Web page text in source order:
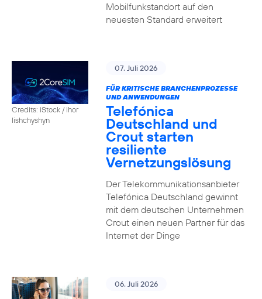
Mobilfunkstandort auf den
neuesten Standard erweitert
Credits: iStock / ihor
lishchyshyn
07. Juli 2026
FÜR KRITISCHE BRANCHENPROZESSE
UND ANWENDUNGEN
Telefónica
Deutschland und
Crout starten
resiliente
Vernetzungslösung
Der Telekommunikationsanbieter
Telefónica Deutschland gewinnt
mit dem deutschen Unternehmen
Crout einen neuen Partner für das
Internet der Dinge
06. Juli 2026